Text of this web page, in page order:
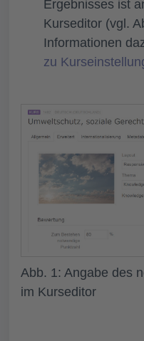
Ergebnisses ist
Kurseditor (vgl.
Informationen
zu
Abb. 1: Angabe des
im Kurseditor